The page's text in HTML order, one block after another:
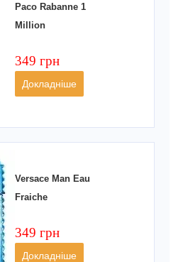
Paco Rabanne 1
Million
349 грн
Докладніше
Versace Man Eau
Fraiche
349 грн
Докладніше